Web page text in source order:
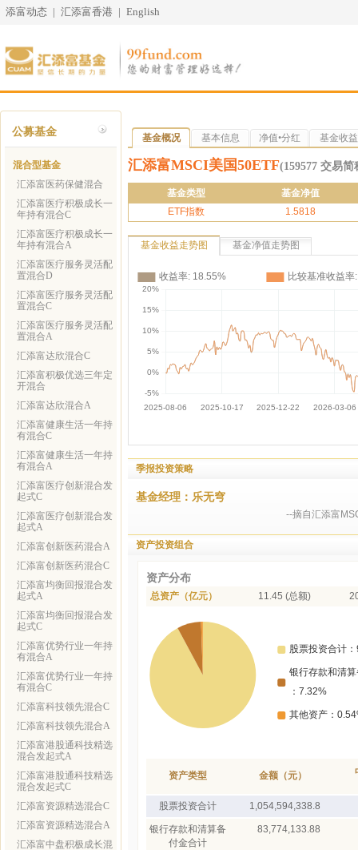
添富动态 | 汇添富香港 | English
公募基金
混合型基金
汇添富医药保健混合
汇添富医疗积极成长一
年持有混合C
汇添富医疗积极成长一
年持有混合A
汇添富医疗服务灵活配
置混合D
汇添富医疗服务灵活配
置混合C
汇添富医疗服务灵活配
置混合A
汇添富达欣混合C
汇添富积极优选三年定
开混合
汇添富达欣混合A
汇添富健康生活一年持
有混合C
汇添富健康生活一年持
有混合A
汇添富医疗创新混合发
起式C
汇添富医疗创新混合发
起式A
汇添富创新医药混合A
汇添富创新医药混合C
汇添富均衡回报混合发
起式A
汇添富均衡回报混合发
起式C
汇添富优势行业一年持
有混合A
汇添富优势行业一年持
有混合C
汇添富科技领先混合C
汇添富科技领先混合A
汇添富港股通科技精选
混合发起式A
汇添富港股通科技精选
混合发起式C
汇添富资源精选混合C
汇添富资源精选混合A
汇添富中盘积极成长混
基金概况 基本信息 净值•分红 基金收益
汇添富MSCI美国50ETF(159577 交易
基金类型
基金净值
ETF指数
1.5818
基金收益走势图 基金净值走势图
季报投资策略
基金经理：乐无穹
--摘自汇添富
资产投资组合
资产分布
总资产（亿元） 11.45 (总额)
资产类型 金额（元）
股票投资合计 1,054,594,338.8
银行存款和清算备
付金合计
83,774,133.88